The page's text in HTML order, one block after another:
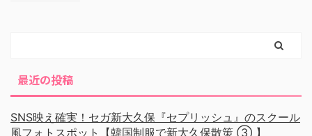
最近の投稿
SNS映え確実！セガ新大久保『セプリッシュ』のスクール
風フォトスポット【韓国制服で新大久保散策 ③ 】